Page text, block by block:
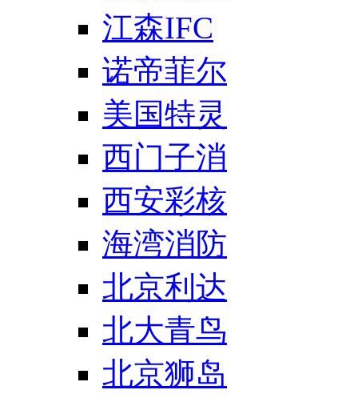
江森IFC
诺帝菲尔
美国特灵
西门子消
西安彩核
海湾消防
北京利达
北大青鸟
北京狮岛